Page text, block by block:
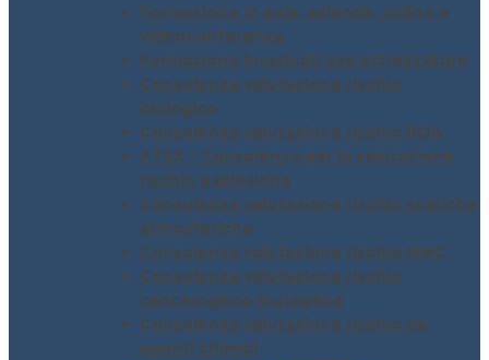
Formazione in aula, azienda, online e
videoconferenza
Formazione incaricati uso attrezzature
Consulenza valutazione rischio
biologico
Consulenza valutazione rischio ROA
ATEX – Consulenza per la valutazione
rischio esplosione
Consulenza valutazione rischio scariche
atmosferiche
Consulenza valutazione rischio MMC
Consulenza valutazione rischio
cancerogeno mutageno
Consulenza valutazione rischio da
agenti chimici